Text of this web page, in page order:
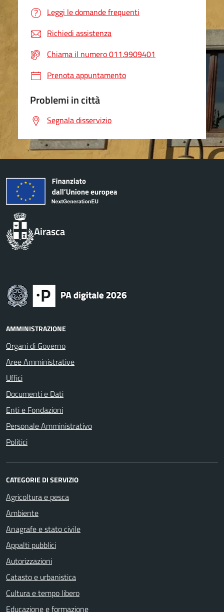
Leggi le domande frequenti
Richiedi assistenza
Chiama il numero 011.9909401
Prenota appuntamento
Problemi in città
Segnala disservizio
Airasca
AMMINISTRAZIONE
Organi di Governo
Aree Amministrative
Uffici
Documenti e Dati
Enti e Fondazioni
Personale Amministrativo
Politici
CATEGORIE DI SERVIZIO
Agricoltura e pesca
Ambiente
Anagrafe e stato civile
Appalti pubblici
Autorizzazioni
Catasto e urbanistica
Cultura e tempo libero
Educazione e formazione